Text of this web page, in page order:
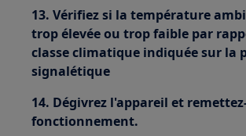
13. Vérifiez si la température
trop élevée ou trop faible par
classe climatique indiquée sur la
signalétique
14. Dégivrez l'appareil et
fonctionnement.